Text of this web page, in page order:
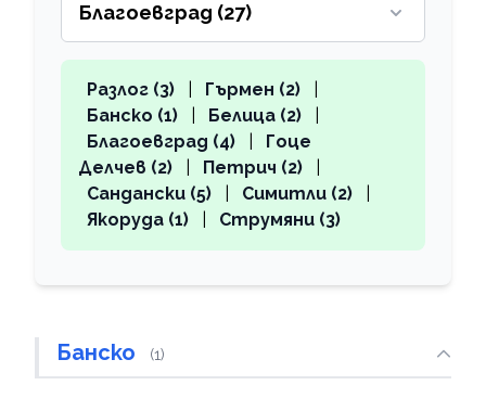
Благоевград (27)
Разлог (3) Гърмен (2)
Банско (1)
Белица (2)
Благоевград (4)
Гоце
Делчев (2)
Петрич (2)
Сандански (5)
Симитли (2)
Якоруда (1)
Струмяни (3)
Банско (1)